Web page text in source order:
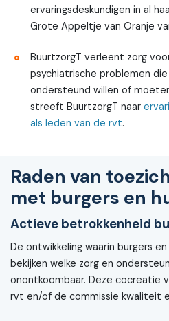
ervaringsdeskundigen in al
Grote Appeltje van Oranje
BuurtzorgT verleent zorg
psychiatrische problemen
ondersteund willen of
streeft BuurtzorgT naar
als leden van de rvt.
Raden van
met burgers en
Actieve betrokkenheid
De ontwikkeling waarin burgers
bekijken welke zorg en
onontkoombaar. Deze cocreatie
rvt en/of de commissie kwaliteit